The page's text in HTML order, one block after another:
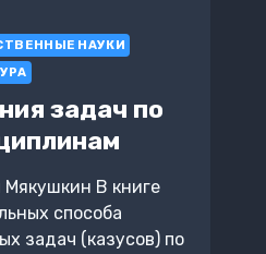
НАУКИ
задач по
В книге
способа
задач (казусов) по